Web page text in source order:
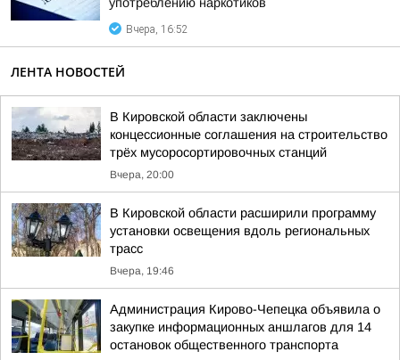
Вчера, 16:52
ЛЕНТА НОВОСТЕЙ
В Кировской области заключены
концессионные соглашения на строительство
трёх мусоросортировочных станций
Вчера, 20:00
В Кировской области расширили программу
установки освещения вдоль региональных
трасс
Вчера, 19:46
Администрация Кирово-Чепецка объявила о
закупке информационных аншлагов для 14
остановок общественного транспорта